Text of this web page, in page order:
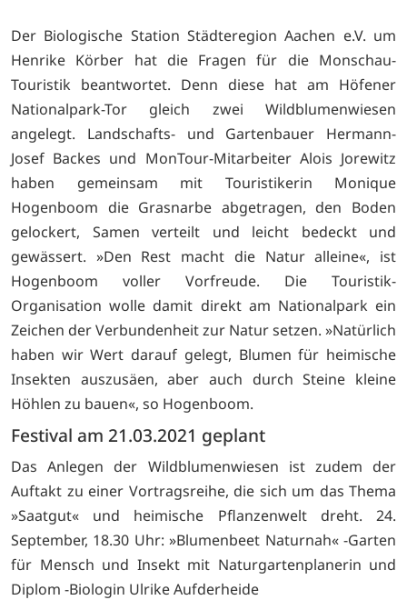
Der Biologische Station Städteregion Aachen e.V. um
Henrike Körber hat die Fragen für die Monschau-
Touristik beantwortet. Denn diese hat am Höfener
Nationalpark-Tor gleich zwei Wildblumenwiesen
angelegt. Landschafts- und Gartenbauer Hermann-
Josef Backes und MonTour-Mitarbeiter Alois Jorewitz
haben gemeinsam mit Touristikerin Monique
Hogenboom die Grasnarbe abgetragen, den Boden
gelockert, Samen verteilt und leicht bedeckt und
gewässert. »Den Rest macht die Natur alleine«, ist
Hogenboom voller Vorfreude. Die Touristik-
Organisation wolle damit direkt am Nationalpark ein
Zeichen der Verbundenheit zur Natur setzen. »Natürlich
haben wir Wert darauf gelegt, Blumen für heimische
Insekten auszusäen, aber auch durch Steine kleine
Höhlen zu bauen«, so Hogenboom.
Festival am 21.03.2021 geplant
Das Anlegen der Wildblumenwiesen ist zudem der
Auftakt zu einer Vortragsreihe, die sich um das Thema
»Saatgut« und heimische Pflanzenwelt dreht. 24.
September, 18.30 Uhr: »Blumenbeet Naturnah« -Garten
für Mensch und Insekt mit Naturgartenplanerin und
Diplom -Biologin Ulrike Aufderheide